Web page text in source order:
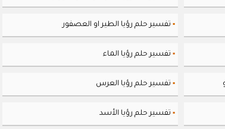
▪ تفسير حلم رؤيا الطير او العصفور
▪ تفسير حلم رؤيا الماء
▪ تفسير حلم رؤيا العرس
▪ تفسير حلم رؤيا الأسد